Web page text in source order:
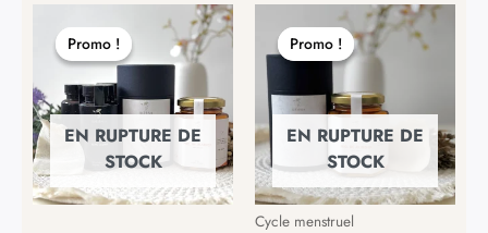
Promo !
EN RUPTURE DE
STOCK
Promo !
Plage
prix :
66,24 €
à
95,94 €
produit
plusieurs
variations.
Les
options
peuvent
Promo !
EN RUPTURE DE
STOCK
Promo !
Cycle menstruel
prix
initial
était :
64,80 €.
Le
prix
actuel
49,90 €.